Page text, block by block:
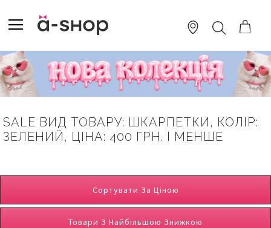
TO
CONTENT
ПОШУК
SALE ВИД ТОВАРУ: ШКАРПЕТКИ, КОЛІР:
ЗЕЛЕНИЙ, ЦІНА: 400 ГРН. І МЕНШЕ
Сортувати За Ціною
Товари З Найбільшою Знижкою